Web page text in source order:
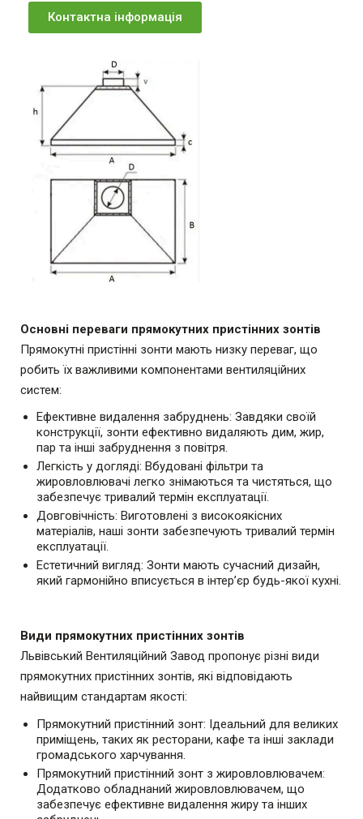
Контактна інформація
Основні переваги прямокутних пристінних зонтів
Прямокутні пристінні зонти мають низку переваг, що
робить їх важливими компонентами вентиляційних
систем:
Ефективне видалення забруднень: Завдяки своїй
конструкції, зонти ефективно видаляють дим, жир,
пар та інші забруднення з повітря.
Легкість у догляді: Вбудовані фільтри та
жировловлювачі легко знімаються та чистяться, що
забезпечує тривалий термін експлуатації.
Довговічність: Виготовлені з високоякісних
матеріалів, наші зонти забезпечують тривалий термін
експлуатації.
Естетичний вигляд: Зонти мають сучасний дизайн,
який гармонійно вписується в інтер’єр будь-якої кухні.
Види прямокутних пристінних зонтів
Львівський Вентиляційний Завод пропонує різні види
прямокутних пристінних зонтів, які відповідають
найвищим стандартам якості:
Прямокутний пристінний зонт: Ідеальний для великих
приміщень, таких як ресторани, кафе та інші заклади
громадського харчування.
Прямокутний пристінний зонт з жировловлювачем:
Додатково обладнаний жировловлювачем, що
забезпечує ефективне видалення жиру та інших